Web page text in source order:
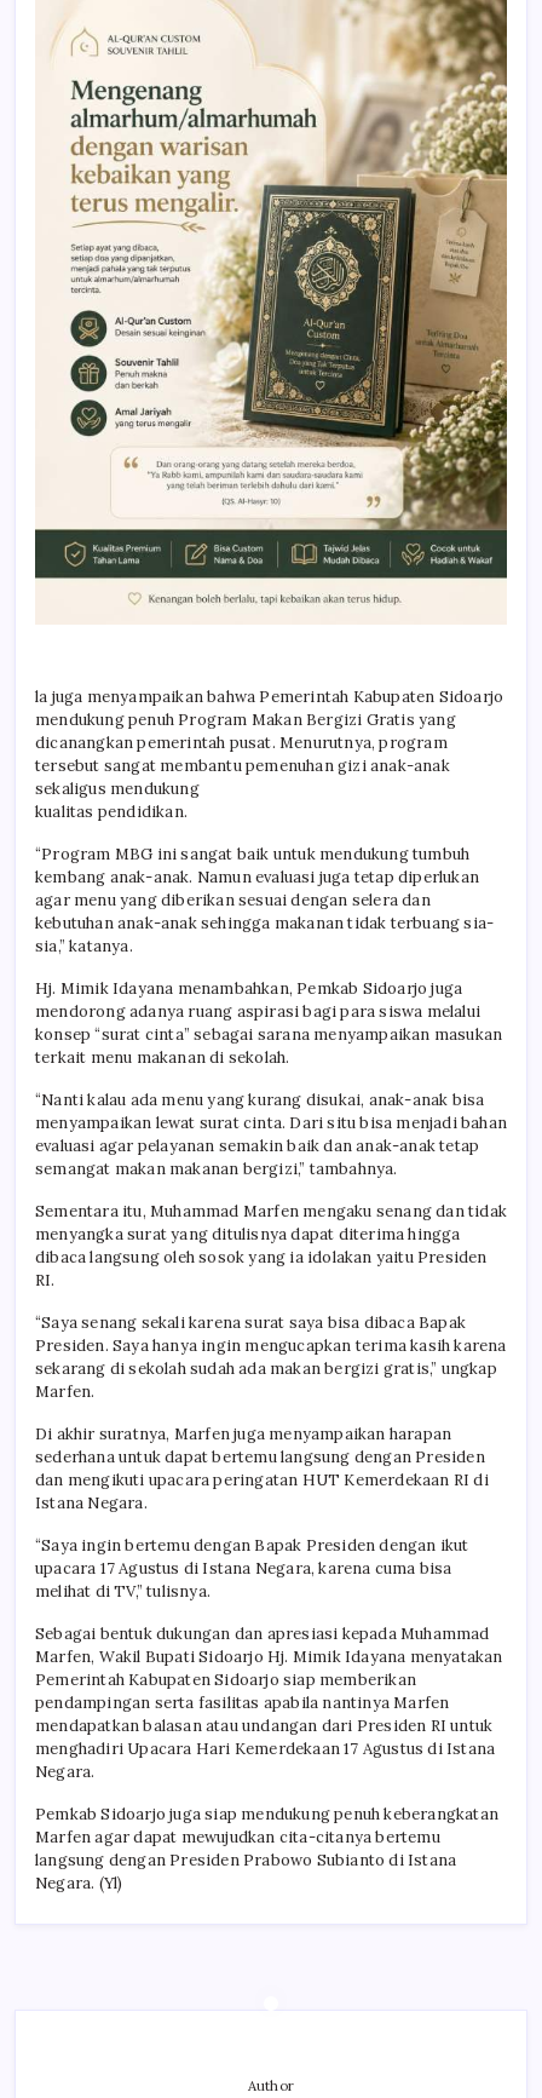
la juga menyampaikan bahwa Pemerintah Kabupaten Sidoarjo
mendukung penuh Program Makan Bergizi Gratis yang
dicanangkan pemerintah pusat. Menurutnya, program
tersebut sangat membantu pemenuhan gizi anak-anak
sekaligus mendukung
kualitas pendidikan.
“Program MBG ini sangat baik untuk mendukung tumbuh
kembang anak-anak. Namun evaluasi juga tetap diperlukan
agar menu yang diberikan sesuai dengan selera dan
kebutuhan anak-anak sehingga makanan tidak terbuang sia-
sia,” katanya.
Hj. Mimik Idayana menambahkan, Pemkab Sidoarjo juga
mendorong adanya ruang aspirasi bagi para siswa melalui
konsep “surat cinta” sebagai sarana menyampaikan masukan
terkait menu makanan di sekolah.
“Nanti kalau ada menu yang kurang disukai, anak-anak bisa
menyampaikan lewat surat cinta. Dari situ bisa menjadi bahan
evaluasi agar pelayanan semakin baik dan anak-anak tetap
semangat makan makanan bergizi,” tambahnya.
Sementara itu, Muhammad Marfen mengaku senang dan tidak
menyangka surat yang ditulisnya dapat diterima hingga
dibaca langsung oleh sosok yang ia idolakan yaitu Presiden
RI.
“Saya senang sekali karena surat saya bisa dibaca Bapak
Presiden. Saya hanya ingin mengucapkan terima kasih karena
sekarang di sekolah sudah ada makan bergizi gratis,” ungkap
Marfen.
Di akhir suratnya, Marfen juga menyampaikan harapan
sederhana untuk dapat bertemu langsung dengan Presiden
dan mengikuti upacara peringatan HUT Kemerdekaan RI di
Istana Negara.
“Saya ingin bertemu dengan Bapak Presiden dengan ikut
upacara 17 Agustus di Istana Negara, karena cuma bisa
melihat di TV,” tulisnya.
Sebagai bentuk dukungan dan apresiasi kepada Muhammad
Marfen, Wakil Bupati Sidoarjo Hj. Mimik Idayana menyatakan
Pemerintah Kabupaten Sidoarjo siap memberikan
pendampingan serta fasilitas apabila nantinya Marfen
mendapatkan balasan atau undangan dari Presiden RI untuk
menghadiri Upacara Hari Kemerdekaan 17 Agustus di Istana
Negara.
Pemkab Sidoarjo juga siap mendukung penuh keberangkatan
Marfen agar dapat mewujudkan cita-citanya bertemu
langsung dengan Presiden Prabowo Subianto di Istana
Negara. (Yl)
Author